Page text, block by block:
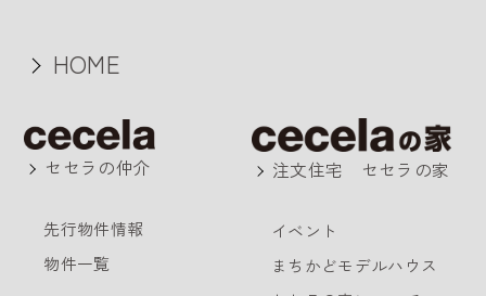
HOME
セセラの仲介
先行物件情報
物件一覧
注文住宅 セセラの家
イベント
まちかどモデルハウス